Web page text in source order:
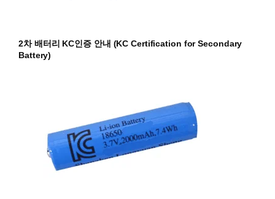
2차 배터리 KC인증 안내 (KC Certification for Secondary
Battery)